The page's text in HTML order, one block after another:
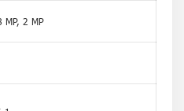
MP, 2 MP